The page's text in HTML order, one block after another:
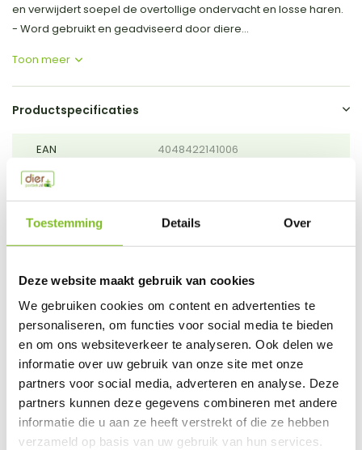
Toestemming Details Over
Deze website maakt gebruik van cookies
We gebruiken cookies om content en advertenties te
personaliseren, om functies voor social media te bieden
en om ons websiteverkeer te analyseren. Ook delen we
informatie over uw gebruik van onze site met onze
partners voor social media, adverteren en analyse. Deze
partners kunnen deze gegevens combineren met andere
informatie die u aan ze heeft verstrekt of die ze hebben
verzameld op basis van uw gebruik van hun services.
en verwijdert soepel de overtollige ondervacht en losse haren.
- Word gebruikt en geadviseerd door diere...
Toon meer
Productspecificaties
EAN 4048422141006
Vergelijk
Send mail
This product is available in the following variants:
Gerelateerde producten